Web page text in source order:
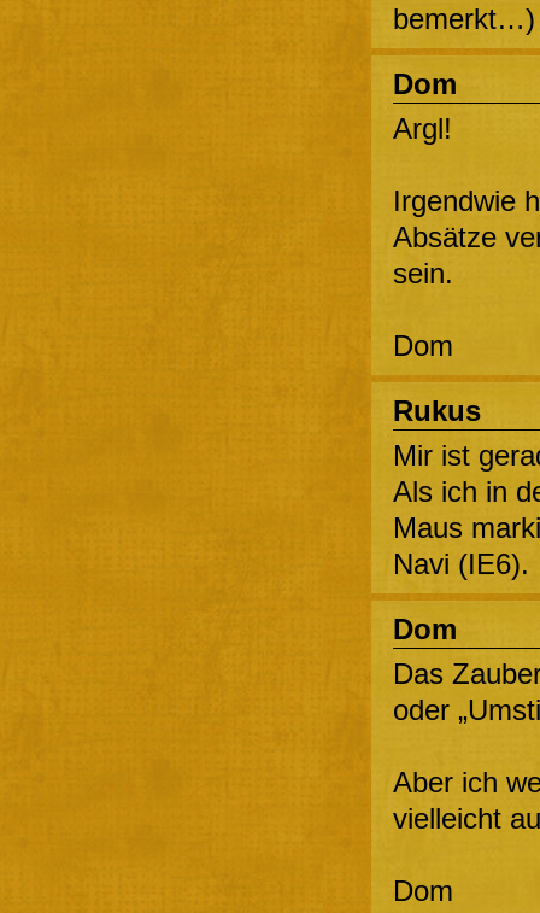
bemerkt…)
Dom
Argl!
Irgendwie
Absätze
sein.
Dom
Rukus
Mir ist
Als ich in
Maus
Navi (IE6).
Dom
Das
oder
Aber ich
vielleicht
Dom